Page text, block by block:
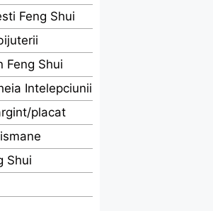
Feng Shui
Feng Shui
Intelepciunii
placat
Shui